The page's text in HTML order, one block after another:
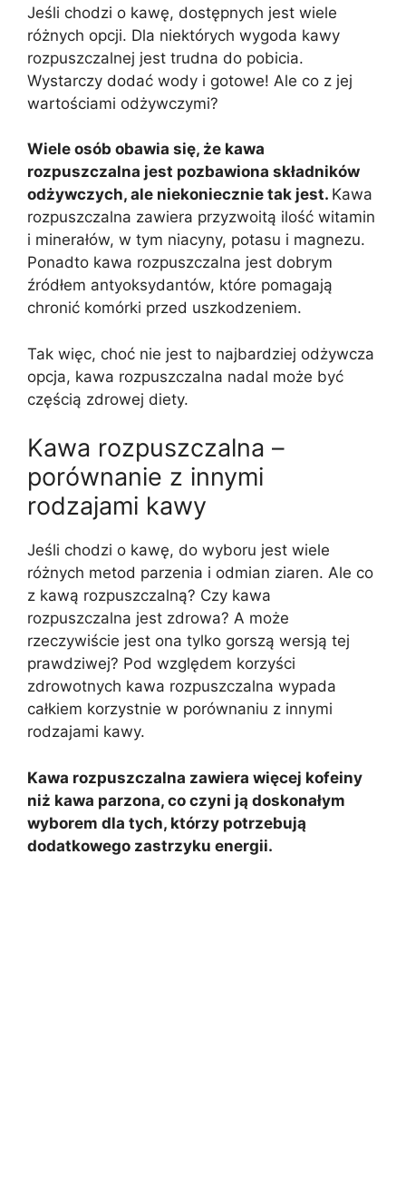
Jeśli chodzi o kawę, dostępnych jest wiele
różnych opcji. Dla niektórych wygoda kawy
rozpuszczalnej jest trudna do pobicia.
Wystarczy dodać wody i gotowe! Ale co z jej
wartościami odżywczymi?
Wiele osób obawia się, że kawa
rozpuszczalna jest pozbawiona składników
odżywczych, ale niekoniecznie tak jest. Kawa
rozpuszczalna zawiera przyzwoitą ilość witamin
i minerałów, w tym niacyny, potasu i magnezu.
Ponadto kawa rozpuszczalna jest dobrym
źródłem antyoksydantów, które pomagają
chronić komórki przed uszkodzeniem.
Tak więc, choć nie jest to najbardziej odżywcza
opcja, kawa rozpuszczalna nadal może być
częścią zdrowej diety.
Kawa rozpuszczalna –
porównanie z innymi
rodzajami kawy
Jeśli chodzi o kawę, do wyboru jest wiele
różnych metod parzenia i odmian ziaren. Ale co
z kawą rozpuszczalną? Czy kawa
rozpuszczalna jest zdrowa? A może
rzeczywiście jest ona tylko gorszą wersją tej
prawdziwej? Pod względem korzyści
zdrowotnych kawa rozpuszczalna wypada
całkiem korzystnie w porównaniu z innymi
rodzajami kawy.
Kawa rozpuszczalna zawiera więcej kofeiny
niż kawa parzona, co czyni ją doskonałym
wyborem dla tych, którzy potrzebują
dodatkowego zastrzyku energii.